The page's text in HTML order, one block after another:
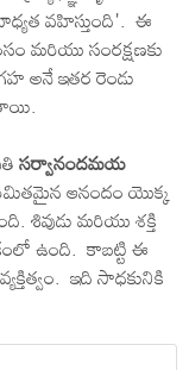
వహిస్తుంది'. ఈ
మరియు సంరక్షణకు
అనే ఇతర రెండు
సర్వానందమయ
ఆనందం యొక్క
శివుడు మరియు శక్తి
ఉంది. కాబట్టి ఈ
ఇది సాధకునికి